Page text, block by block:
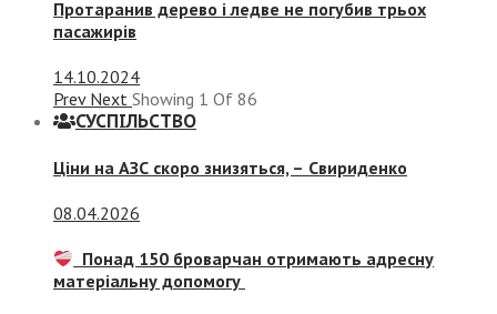
Протаранив дерево і ледве не погубив трьох
пасажирів
14.10.2024
Prev Next Showing 1 Of 86
СУСПIЛЬСТВО
Ціни на АЗС скоро знизяться, – Свириденко
08.04.2026
Понад 150 броварчан отримають адресну
матеріальну допомогу